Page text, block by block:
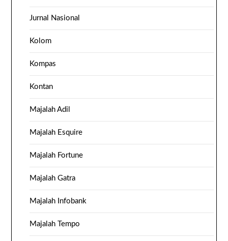
Jurnal Nasional
Kolom
Kompas
Kontan
Majalah Adil
Majalah Esquire
Majalah Fortune
Majalah Gatra
Majalah Infobank
Majalah Tempo